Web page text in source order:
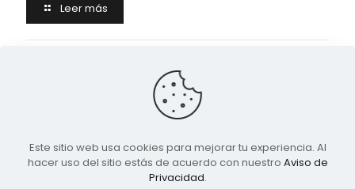
Leer más
Deja una respuesta
conectadopara publicar un
Este sitio web usa cookies para mejorar tu experiencia. Al
hacer uso del sitio estás de acuerdo con nuestro Aviso de
Privacidad.